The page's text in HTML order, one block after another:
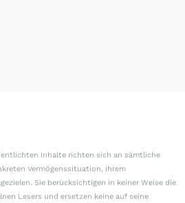
Inhalte richten sich an sämtliche
Vermögenssituation, ihrem
Sie berücksichtigen in keiner Weise die
Lesers und ersetzen keine auf seine